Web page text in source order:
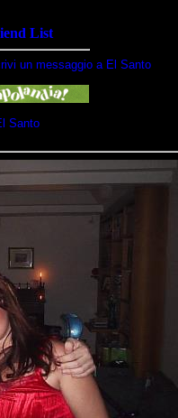
List
un messaggio a El Santo
Santo